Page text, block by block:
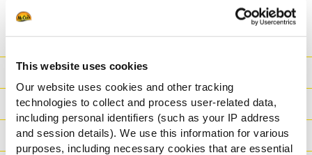
This website uses cookies
Our website uses cookies and other tracking
technologies to collect and process user-related data,
including personal identifiers (such as your IP address
and session details). We use this information for various
purposes, including necessary cookies that are essential
Nutritionnelles
Ingrédients
Poids / Transport